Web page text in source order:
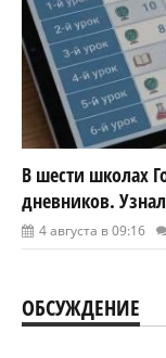
В шести школах
дневников.
4 августа в 09:16
ОБСУЖДЕНИЕ